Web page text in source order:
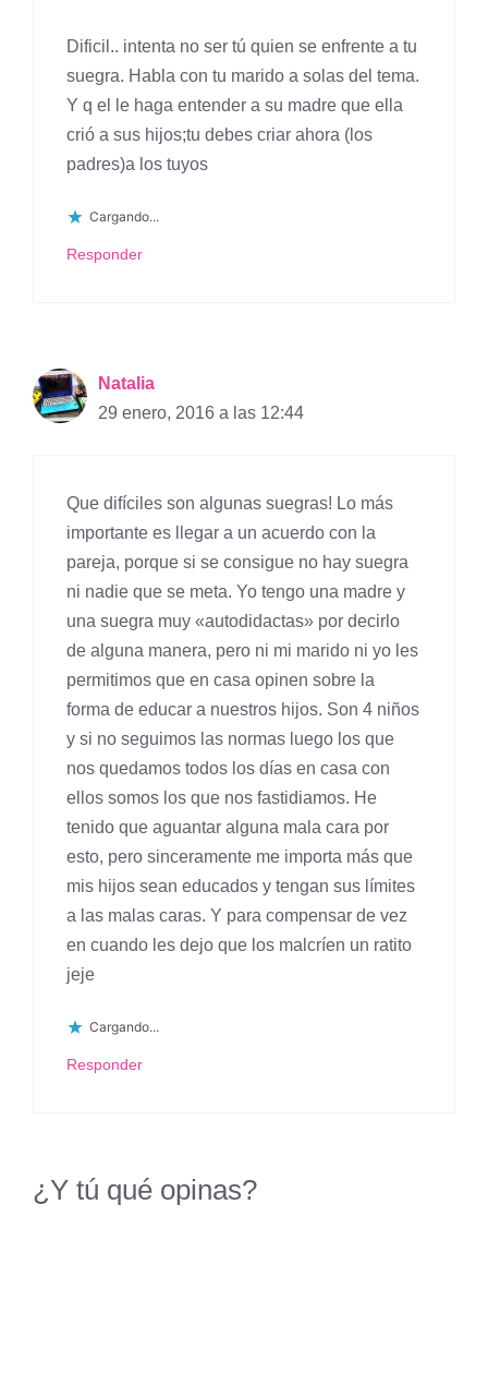
Dificil.. intenta no ser tú quien se enfrente a tu
suegra. Habla con tu marido a solas del tema.
Y q el le haga entender a su madre que ella
crió a sus hijos;tu debes criar ahora (los
padres)a los tuyos
Cargando...
Responder
Natalia
29 enero, 2016 a las 12:44
Que difíciles son algunas suegras! Lo más
importante es llegar a un acuerdo con la
pareja, porque si se consigue no hay suegra
ni nadie que se meta. Yo tengo una madre y
una suegra muy «autodidactas» por decirlo
de alguna manera, pero ni mi marido ni yo les
permitimos que en casa opinen sobre la
forma de educar a nuestros hijos. Son 4 niños
y si no seguimos las normas luego los que
nos quedamos todos los días en casa con
ellos somos los que nos fastidiamos. He
tenido que aguantar alguna mala cara por
esto, pero sinceramente me importa más que
mis hijos sean educados y tengan sus límites
a las malas caras. Y para compensar de vez
en cuando les dejo que los malcríen un ratito
jeje
Cargando...
Responder
¿Y tú qué opinas?